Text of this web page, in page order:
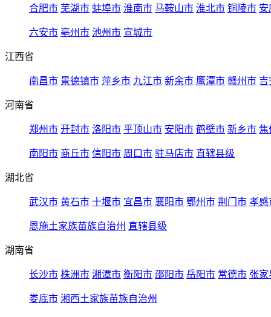
合肥市 芜湖市 蚌埠市 淮南市 马鞍山市 淮北市 铜陵市 安
六安市 亳州市 池州市 宣城市
江西省
南昌市 景德镇市 萍乡市 九江市 新余市 鹰潭市 赣州市 吉
河南省
郑州市 开封市 洛阳市 平顶山市 安阳市 鹤壁市 新乡市 焦
南阳市 商丘市 信阳市 周口市 驻马店市 直辖县级
湖北省
武汉市 黄石市 十堰市 宜昌市 襄阳市 鄂州市 荆门市 孝感
恩施土家族苗族自治州 直辖县级
湖南省
长沙市 株洲市 湘潭市 衡阳市 邵阳市 岳阳市 常德市 张家
娄底市 湘西土家族苗族自治州